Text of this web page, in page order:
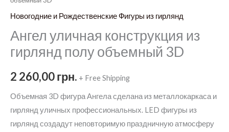
Новогодние и Рождественские Фигуры из гирлянд
Ангел уличная конструкция из
гирлянд полу объемный 3D
2 260,00грн. + Free Shipping
Объемная 3D фигура Ангела сделана из металлокаркаса и
гирлянд уличных профессиональных. LED фигуры из
гирлянд создадут неповторимую праздничную атмосферу